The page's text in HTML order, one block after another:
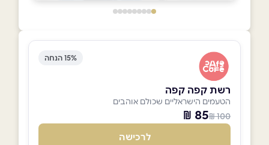
15% הנחה
רשת קפה קפה
הטעמים הישראליים שכולם אוהבים
100 ₪
85 ₪
לרכישה